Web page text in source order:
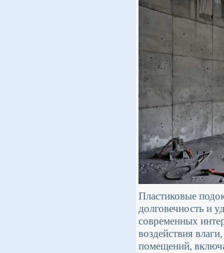
Пластиковые
долговечность и
современных
воздействия
помещений,